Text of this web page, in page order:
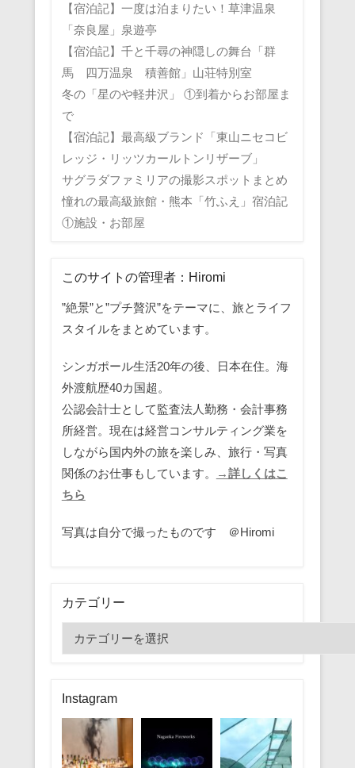
【宿泊記】一度は泊まりたい！草津温泉
「奈良屋」泉遊亭
【宿泊記】千と千尋の神隠しの舞台「群
馬 四万温泉 積善館」山荘特別室
冬の「星のや軽井沢」 ①到着からお部屋ま
で
【宿泊記】最高級ブランド「東山ニセコビ
レッジ・リッツカールトンリザーブ」
サグラダファミリアの撮影スポットまとめ
憧れの最高級旅館・熊本「竹ふえ」宿泊記
①施設・お部屋
このサイトの管理者：Hiromi
”絶景”と”プチ贅沢”をテーマに、旅とライフ
スタイルをまとめています。
シンガポール生活20年の後、日本在住。海
外渡航歴40カ国超。
公認会計士として監査法人勤務・会計事務
所経営。現在は経営コンサルティング業を
しながら国内外の旅を楽しみ、旅行・写真
関係のお仕事もしています。
→詳しくはこ
ちら
写真は自分で撮ったものです ＠Hiromi
カテゴリー
テ
リ
ー
Instagram